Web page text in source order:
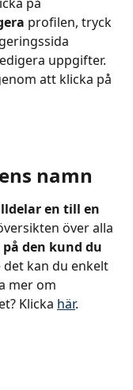
profilen, tryck
uppgifter.
att klicka på
namn
en till en
över alla
den kund du
det kan du enkelt
mer om
Klicka här.